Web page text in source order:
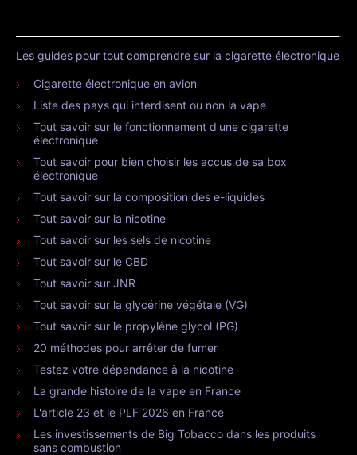
Les guides pour tout comprendre sur la cigarette électronique
Cigarette électronique en avion
Liste des pays qui interdisent ou non la vape
Tout savoir sur le fonctionnement d'une cigarette
électronique
Tout savoir pour bien choisir les accus de sa box
électronique
Tout savoir sur la composition des e-liquides
Tout savoir sur la nicotine
Tout savoir sur les sels de nicotine
Tout savoir sur le CBD
Tout savoir sur JNR
Tout savoir sur la glycérine végétale (VG)
Tout savoir sur le propylène glycol (PG)
20 méthodes pour arrêter de fumer
Testez votre dépendance à la nicotine
La grande histoire de la vape en France
L'article 23 et le PLF 2026 en France
Les investissements de Big Tobacco dans les produits
sans combustion